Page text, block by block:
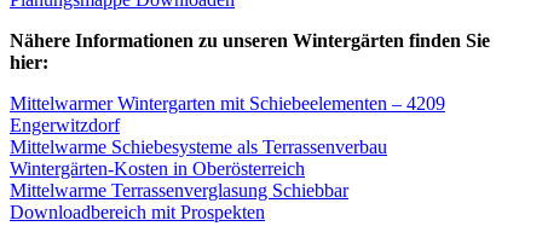
Nähere Informationen zu unseren Wintergärten finden Sie
hier:
Mittelwarmer Wintergarten mit Schiebeelementen – 4209
Engerwitzdorf
Mittelwarme Schiebesysteme als Terrassenverbau
Wintergärten-Kosten in Oberösterreich
Mittelwarme Terrassenverglasung Schiebbar
Downloadbereich mit Prospekten